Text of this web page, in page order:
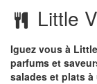
Little V
Iguez vous à
parfums et
salades et plats à